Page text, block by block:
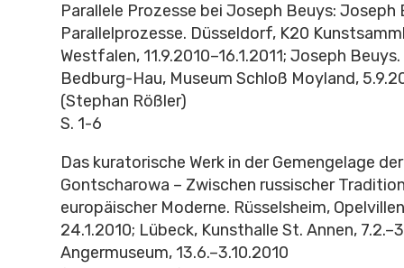
Parallele Prozesse bei Joseph Beuys: Joseph
Parallelprozesse. Düsseldorf, K20
Westfalen, 11.9.2010–16.1.2011; Joseph
Bedburg-Hau, Museum Schloß Moyland,
(Stephan Rößler)
S. 1-6
Das kuratorische Werk in der Gemengelage
Gontscharowa – Zwischen russischer
europäischer Moderne. Rüsselsheim,
24.1.2010; Lübeck, Kunsthalle St. Annen,
Angermuseum, 13.6.–3.10.2010